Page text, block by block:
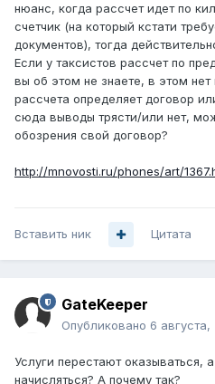
нюанс, когда рассчет идет по
счетчик (на который кстати
документов), тогда
Если у таксистов рассчет по
вы об этом не знаете, в этом нет
рассчета определяет договор
сюда выводы трясти/или нет,
обозрения свой договор?
http://mnovosti.ru/phones/art/
Вставить ник Цитата
GateKeeper
Опубликовано 6 августа,
Услуги перестают оказываться,
начисляться? А почему так?